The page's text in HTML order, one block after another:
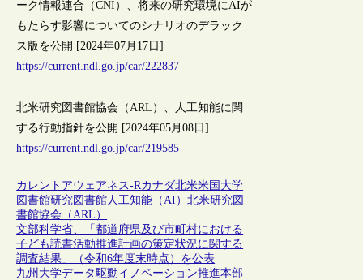
ーク情報連合（CNI）、将来の研究環境にAIが
もたらす影響についてのシナリオのデラック
ス版を公開 [2024年07月17日]
https://current.ndl.go.jp/car/222837
北米研究図書館協会（ARL）、人工知能に関
する行動指針を公開 [2024年05月08日]
https://current.ndl.go.jp/car/219585
カレントアウェアネス-Rカナダ北米米国 大学
図書館研究図書館 人工知能（AI）北米研究図
書館協会（ARL）
文部科学省、「都道府県及び市町村における
子ども読書活動推進計画の策定状況に関する
調査結果」（令和6年度末時点）を公表
九州大学データ駆動イノベーション推進本部